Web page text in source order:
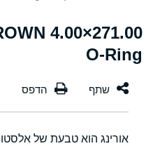
O-Ring
אורינג הוא טבעת של